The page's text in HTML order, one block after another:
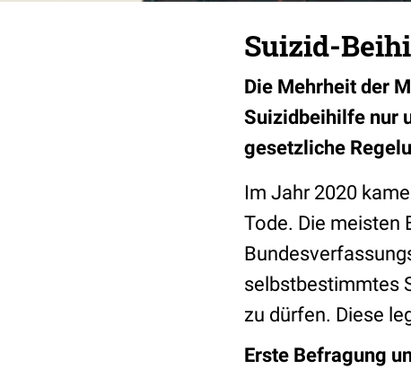
Suizid-
Die Mehrheit der
Suizidbeihilfe nur
gesetzliche
Im Jahr 2020
Tode. Die meisten
selbstbestimmtes
zu dürfen. Diese
Erste Befragung